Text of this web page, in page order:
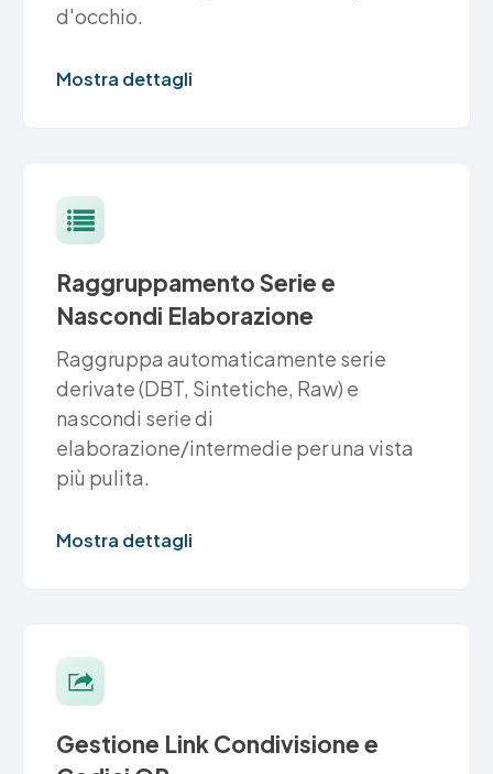
d'occhio.
Mostra dettagli
Raggruppamento Serie e
Nascondi Elaborazione
Raggruppa automaticamente serie
derivate (DBT, Sintetiche, Raw) e
nascondi serie di
elaborazione/intermedie per una vista
più pulita.
Mostra dettagli
Gestione Link Condivisione e